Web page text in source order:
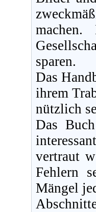
sparen.
Das
ihrem
nützlich
Das
vertraut
Fehlern
Mängel